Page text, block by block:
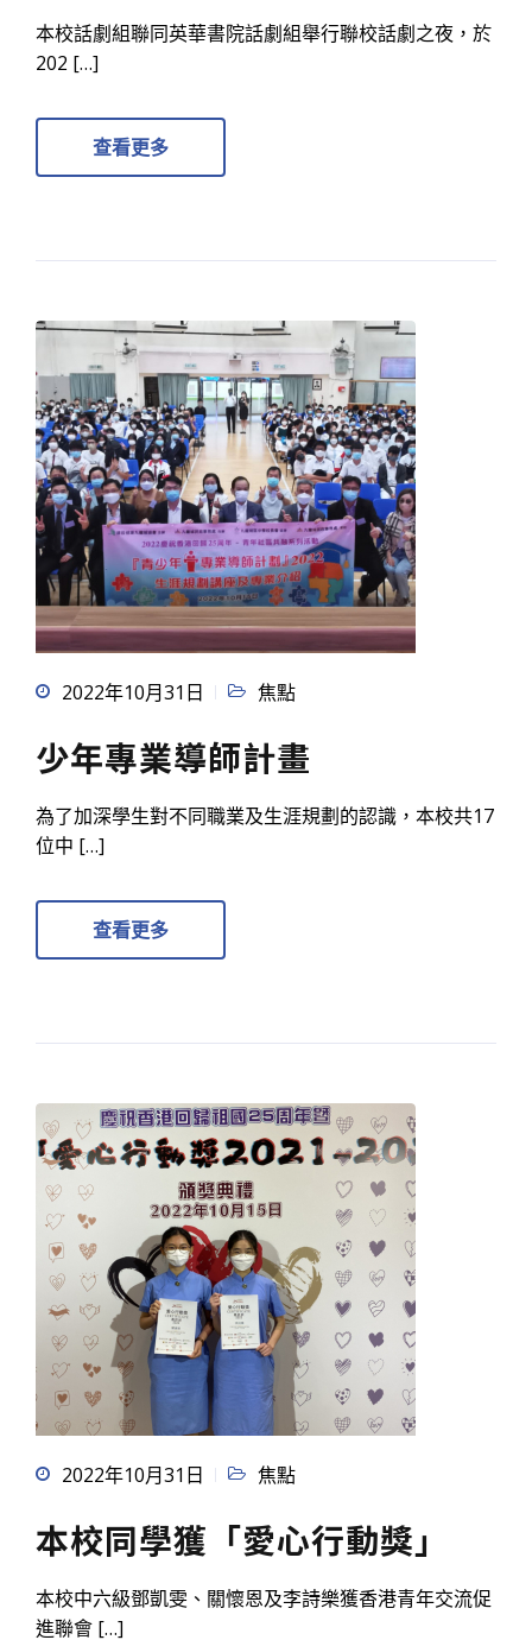
本校話劇組聯同英華書院話劇組舉行聯校話劇之夜，於
202 […]
查看更多
2022年10月31日 焦點
少年專業導師計畫
為了加深學生對不同職業及生涯規劃的認識，本校共17
位中 […]
查看更多
2022年10月31日 焦點
本校同學獲「愛心行動獎」
本校中六級鄧凱雯、關懷恩及李詩樂獲香港青年交流促
進聯會 […]